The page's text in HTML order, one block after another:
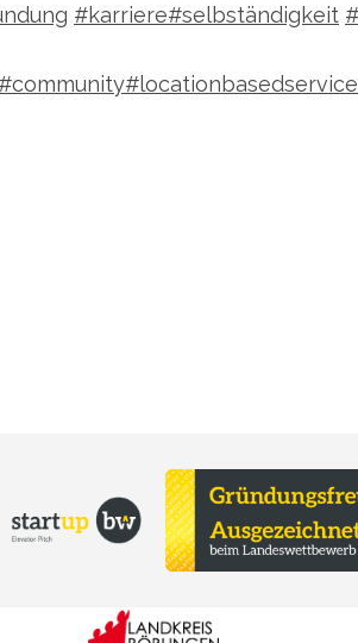
#karriere#selbständigkeit
#community